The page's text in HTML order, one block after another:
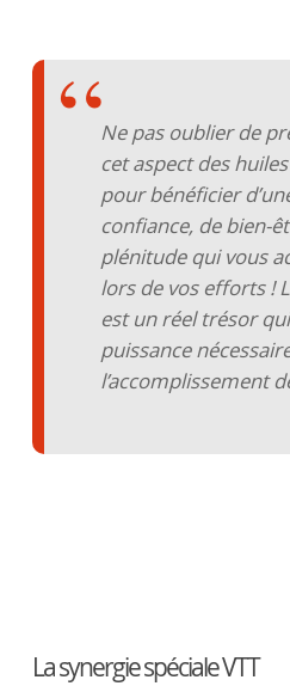
Ne pas oublier de
cet aspect des
pour bénéficier
confiance, de bien-
plénitude qui vous
lors de vos efforts !
est un réel trésor
puissance
l’accomplissement
La synergie spéciale VTT